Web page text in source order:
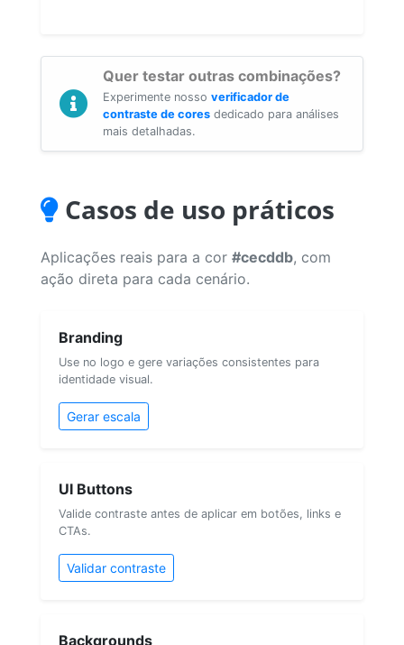
Quer testar outras combinações?
Experimente nosso verificador de
contraste de cores dedicado para análises
mais detalhadas.
Casos de uso práticos
Aplicações reais para a cor #cecddb, com
ação direta para cada cenário.
Branding
Use no logo e gere variações consistentes para
identidade visual.
Gerar escala
UI Buttons
Valide contraste antes de aplicar em botões, links e
CTAs.
Validar contraste
Backgrounds